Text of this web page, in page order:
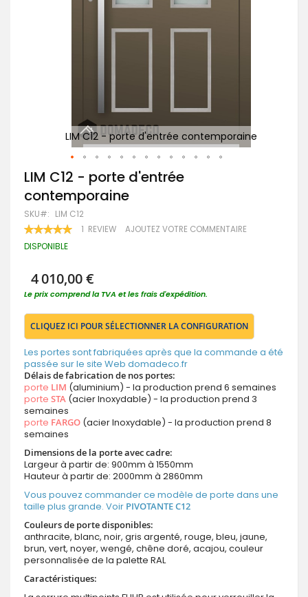
LIM C12 - porte d'entrée contemporaine
Passer
au
début
de
la
Galerie
d’images
LIM C12 - porte d'entrée
contemporaine
SKU LIM C12
RATING: 1 REVIEW AJOUTEZ VOTRE COMMENTAIRE
DISPONIBLE
4 010,00 €
Le prix comprend la TVA et les frais d'expédition.
CLIQUEZ ICI POUR SÉLECTIONNER LA CONFIGURATION
Les portes sont fabriquées après que la commande a été
passée sur le site Web domadeco.fr
Délais de fabrication de nos portes:
porte LIM (aluminium) - la production prend 6 semaines
porte STA (acier Inoxydable) - la production prend 3
semaines
porte FARGO (acier Inoxydable) - la production prend 8
semaines
Dimensions de la porte avec cadre:
Largeur à partir de: 900mm à 1550mm
Hauteur à partir de: 2000mm à 2860mm
Vous pouvez commander ce modèle de porte dans une
taille plus grande. Voir PIVOTANTE C12
Couleurs de porte disponibles:
anthracite, blanc, noir, gris argenté, rouge, bleu, jaune,
brun, vert, noyer, wengé, chêne doré, acajou, couleur
personnalisée de la palette RAL
Caractéristiques: